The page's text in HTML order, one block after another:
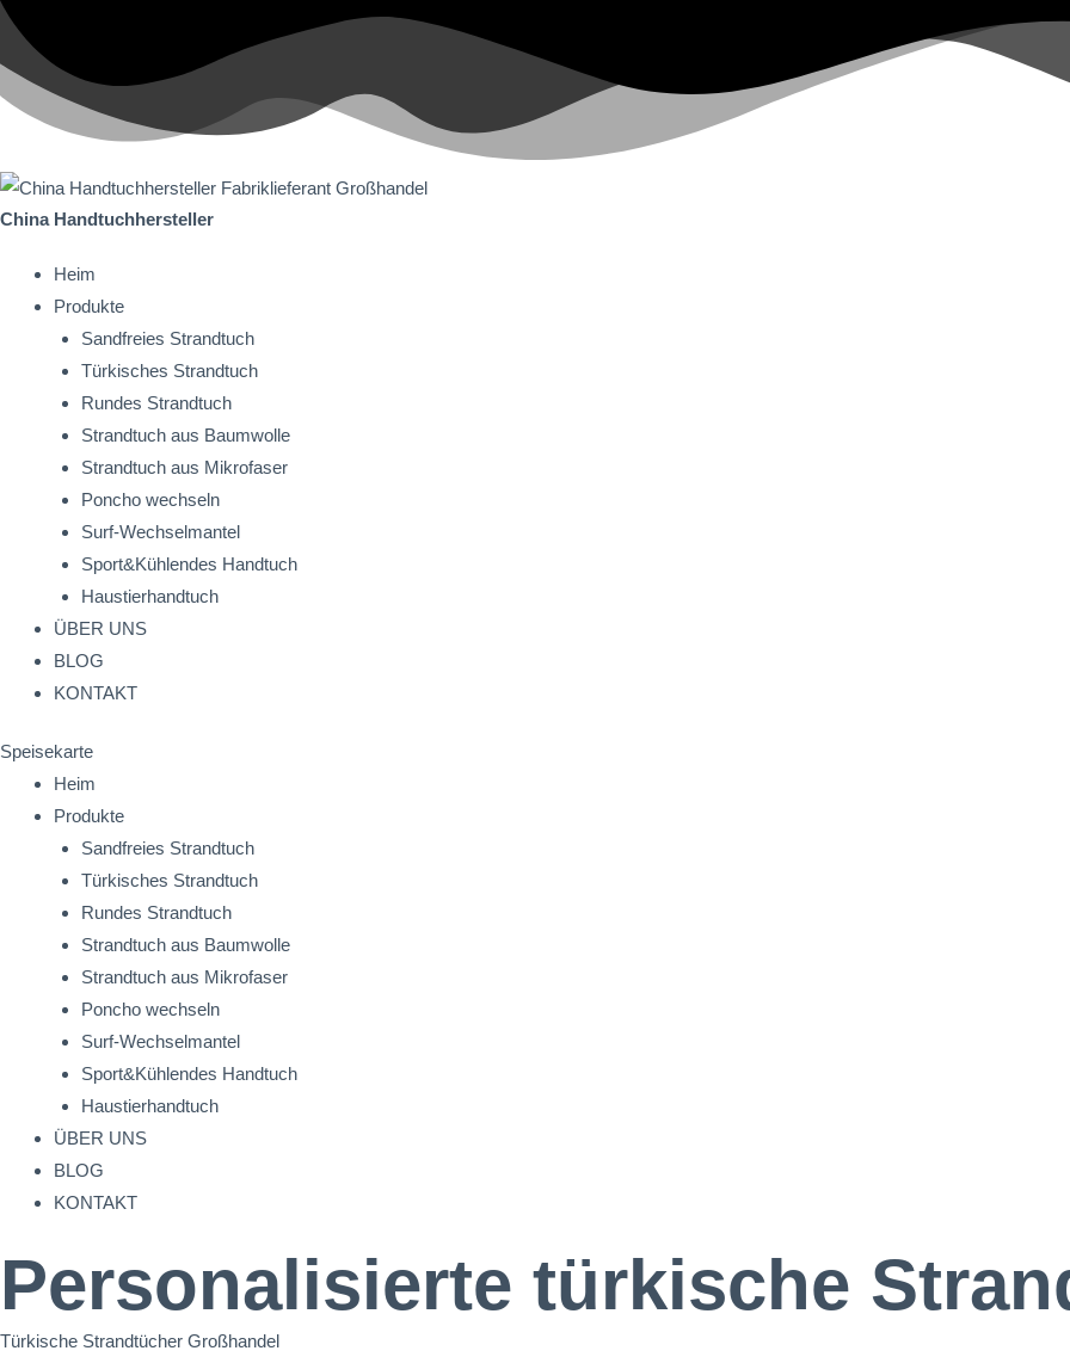
China Handtuchhersteller
Heim
Produkte
Sandfreies Strandtuch
Türkisches Strandtuch
Rundes Strandtuch
Strandtuch aus Baumwolle
Strandtuch aus Mikrofaser
Poncho wechseln
Surf-Wechselmantel
Sport&Kühlendes Handtuch
Haustierhandtuch
ÜBER UNS
BLOG
KONTAKT
Speisekarte
Heim
Produkte
Sandfreies Strandtuch
Türkisches Strandtuch
Rundes Strandtuch
Strandtuch aus Baumwolle
Strandtuch aus Mikrofaser
Poncho wechseln
Surf-Wechselmantel
Sport&Kühlendes Handtuch
Haustierhandtuch
ÜBER UNS
BLOG
KONTAKT
Personalisierte türkische
Türkische Strandtücher Großhandel